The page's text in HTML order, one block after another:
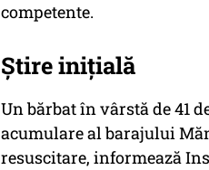
competente.
Știre inițială
Un bărbat în vârstă de 41
acumulare al barajului
resuscitare, informează